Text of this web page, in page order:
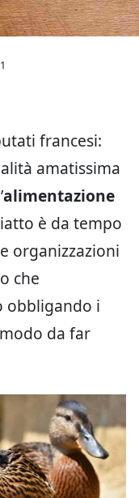
francesi:
amatissima
alimentazione
è da tempo
organizzazioni
che
obbligando i
da far